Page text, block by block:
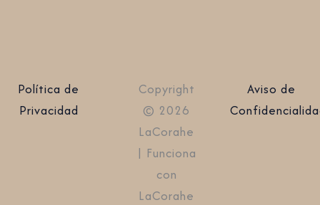
Política de
Privacidad
Copyright
© 2026
LaCorahe
| Funciona
con
LaCorahe
Aviso de